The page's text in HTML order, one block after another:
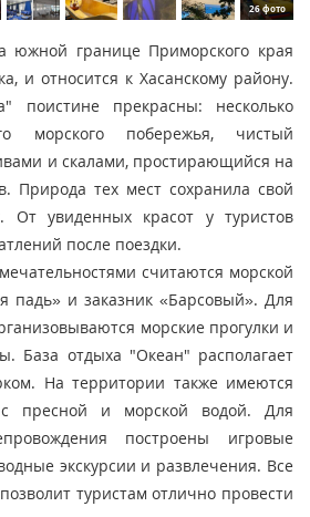
26 фото
южной границе Приморского края
и относится к Хасанскому району.
поистине прекрасны: несколько
морского побережья, чистый
и скалами, простирающийся на
Природа тех мест сохранила свой
От увиденных красот у туристов
после поездки.
считаются морской
падь» и заказник «Барсовый». Для
морские прогулки и
База отдыха "Океан" располагает
На территории также имеются
пресной и морской водой. Для
построены игровые
экскурсии и развлечения. Все
туристам отлично провести